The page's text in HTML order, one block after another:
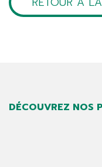
DÉCOUVREZ NOS